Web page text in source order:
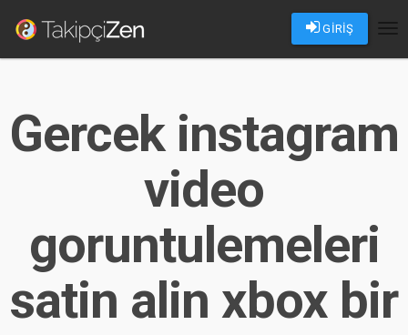
GİRİŞ
Gercek instagram
video
goruntulemeleri
satin alin xbox bir